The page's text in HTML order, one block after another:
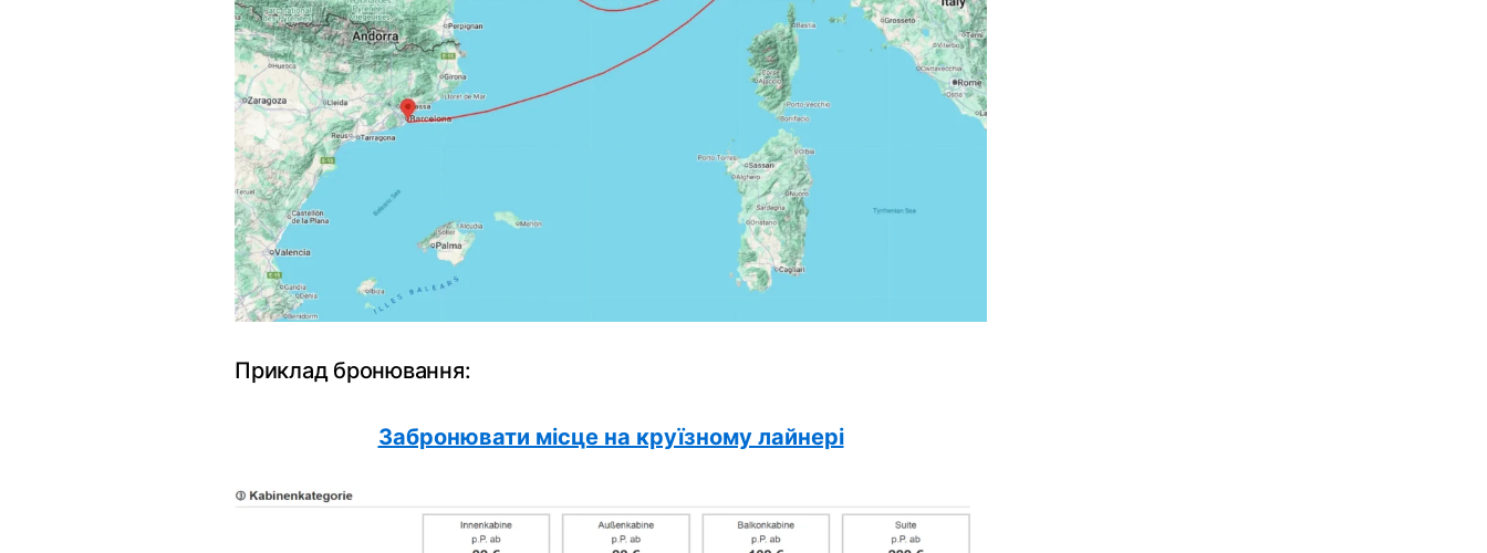
Приклад бронювання:
Забронювати місце на круїзному лайнері